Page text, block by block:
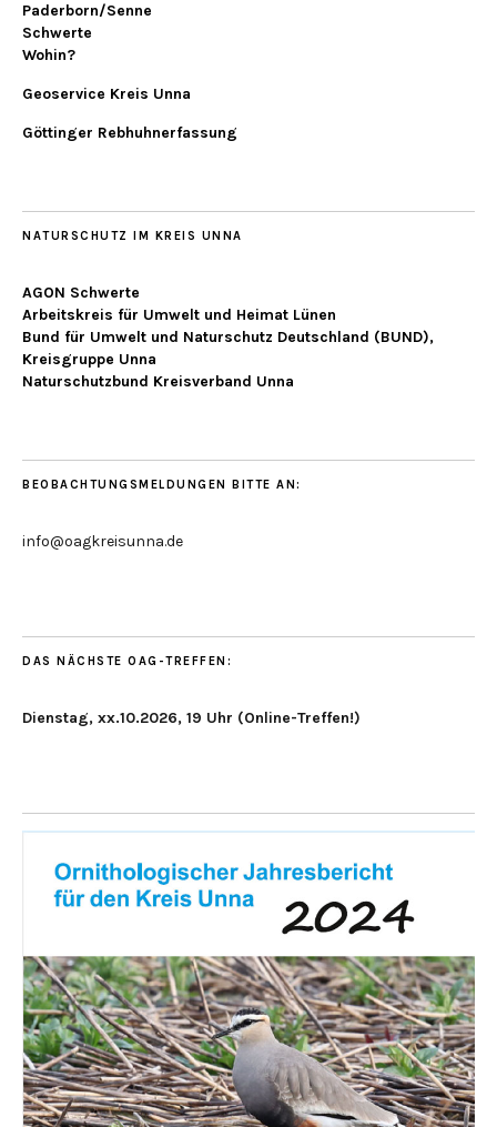
Paderborn/Senne
Schwerte
Wohin?
Geoservice Kreis Unna
Göttinger Rebhuhnerfassung
NATURSCHUTZ IM KREIS UNNA
AGON Schwerte
Arbeitskreis für Umwelt und Heimat Lünen
Bund für Umwelt und Naturschutz Deutschland (BUND),
Kreisgruppe Unna
Naturschutzbund Kreisverband Unna
BEOBACHTUNGSMELDUNGEN BITTE AN:
info@oagkreisunna.de
DAS NÄCHSTE OAG-TREFFEN:
Dienstag, xx.10.2026, 19 Uhr (Online-Treffen!)